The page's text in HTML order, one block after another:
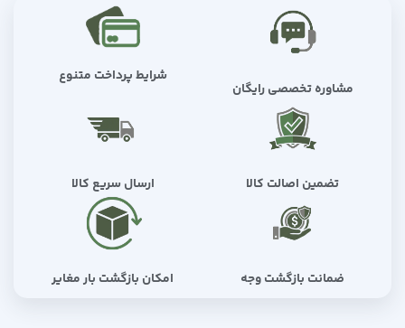
مشاوره تخصصی رایگان
شرایط پرداخت متنوع
تضمین اصالت کالا ارسال سریع کالا
ضمانت بازگشت وجه امکان بازگشت بار مغایر